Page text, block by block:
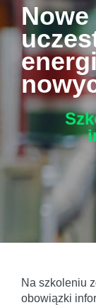
Na szkoleniu
obowiązki